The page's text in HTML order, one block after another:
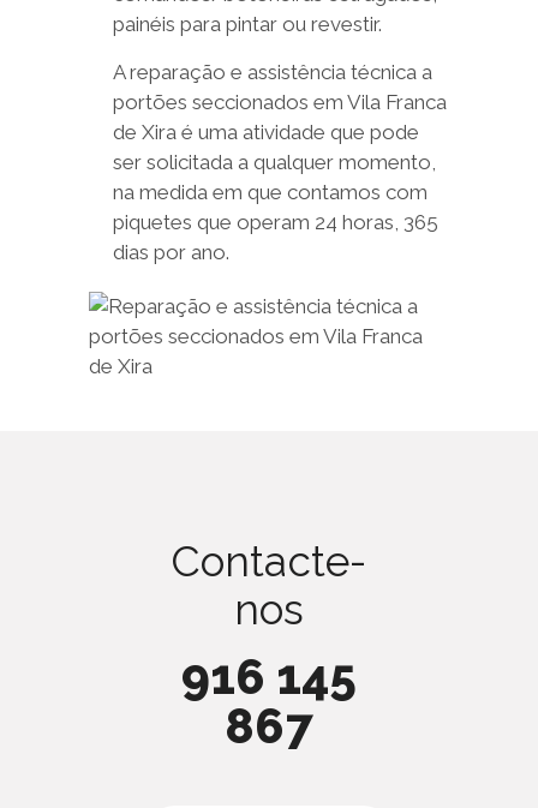
painéis para pintar ou revestir.
A reparação e assistência técnica a
portões seccionados em Vila Franca
de Xira é uma atividade que pode
ser solicitada a qualquer momento,
na medida em que contamos com
piquetes que operam 24 horas, 365
dias por ano.
Contacte-
nos
916 145
867